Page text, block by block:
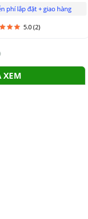
tại Hoàng Quân
liên hệ theo thông
phí lắp đặt + giao hàng
5.0 (2)
XEM